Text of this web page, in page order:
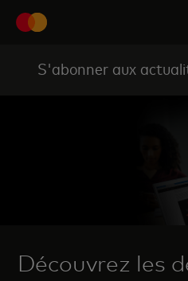
S'abonner aux
Découvrez les